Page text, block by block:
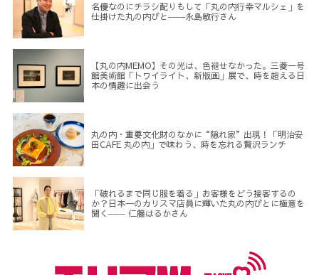
名優なのにチラシ配りもして「丸の内行幸マルシェ」を
仕掛けた丸の内びと――永島敏行さん
【丸の内MEMO】その光は、色褪せなかった。三菱一号
館美術館「トワイライト、新版画」展で、時を超える日
本の情趣に出会う
丸の内・重要文化財のなかに“隠れ家”出現！「明治安
田CAFE 丸の内」で味わう、時を忘れる贅沢ランチ
「破れるまで同じ服を着る」お客様をどう接客するの
か？日本一のカリスマ店員に輝いた丸の内びとに極意を
聞く―― 仁藤はるかさん